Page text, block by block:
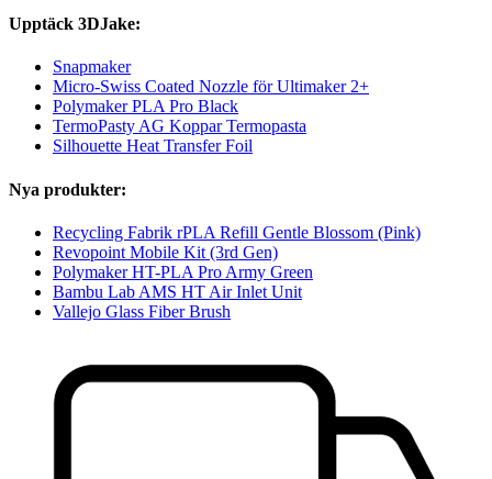
Upptäck 3DJake:
Snapmaker
Micro-Swiss Coated Nozzle för Ultimaker 2+
Polymaker PLA Pro Black
TermoPasty AG Koppar Termopasta
Silhouette Heat Transfer Foil
Nya produkter:
Recycling Fabrik rPLA Refill Gentle Blossom (Pink)
Revopoint Mobile Kit (3rd Gen)
Polymaker HT-PLA Pro Army Green
Bambu Lab AMS HT Air Inlet Unit
Vallejo Glass Fiber Brush